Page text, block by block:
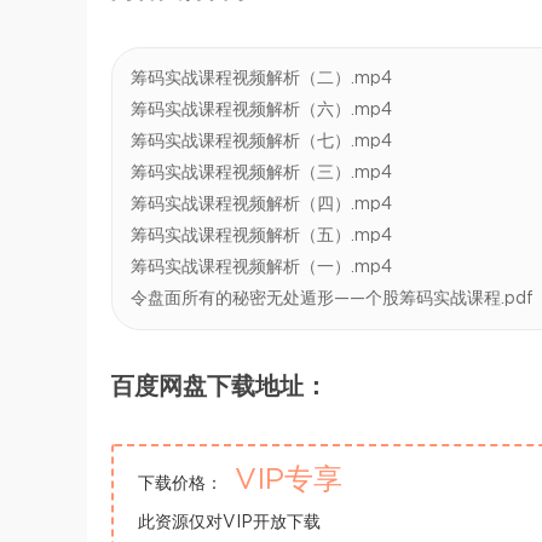
筹码实战课程视频解析（二）.mp4
筹码实战课程视频解析（六）.mp4
筹码实战课程视频解析（七）.mp4
筹码实战课程视频解析（三）.mp4
筹码实战课程视频解析（四）.mp4
筹码实战课程视频解析（五）.mp4
筹码实战课程视频解析（一）.mp4
令盘面所有的秘密无处遁形——个股筹码实战课程.pdf
百度网盘下载地址：
下载价格： VIP专享
此资源仅对VIP开放下载